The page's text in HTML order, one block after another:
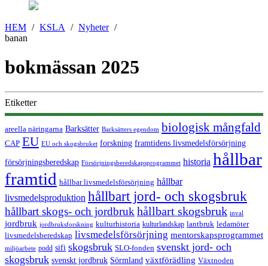
HEM / KSLA / Nyheter /
banan
bokmässan 2025
Etiketter
areella näringarna Barksätter Barksätters egendom biologisk mångfald
CAP EU EU och skogsbruket forskning framtidens livsmedelsförsörjning
försörjningsberedskap Försörjningsberedskapsprogrammet historia hållbar
framtid hållbar livsmedelsförsörjning hållbar
livsmedelsproduktion hållbart jord- och skogsbruk
hållbart skogs- och jordbruk hållbart skogsbruk inval
jordbruk jordbruksforskning kulturhistoria kulturlandskap lantbruk ledamöter
livsmedelsberedskap livsmedelsförsörjning mentorskapsprogrammet
miljöarbete podd sifi skogsbruk SLO-fonden svenskt jord- och
skogsbruk svenskt jordbruk Sörmland växtförädling Växtnoden